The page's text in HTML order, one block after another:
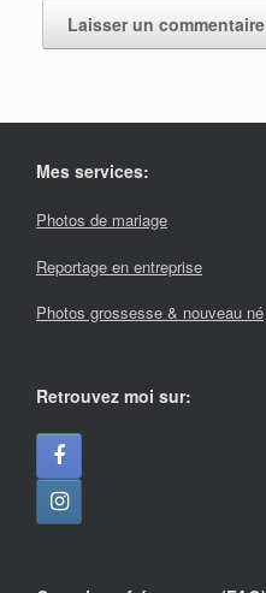
Mes services:
Photos de mariage
Reportage en entreprise
Photos grossesse & nouveau né
Retrouvez moi sur: